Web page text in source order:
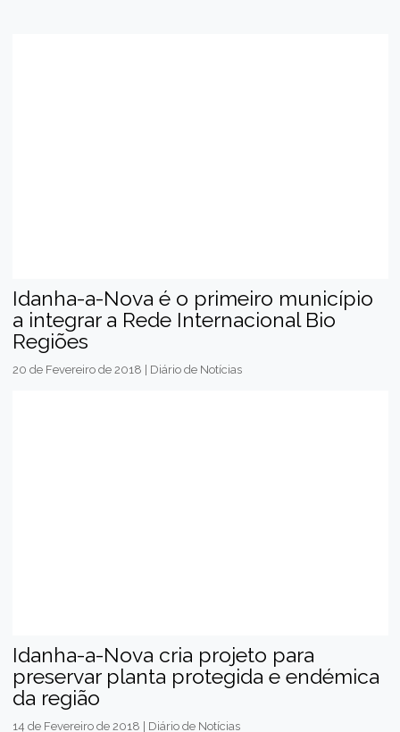
Idanha-a-Nova é o primeiro município
a integrar a Rede Internacional Bio
Regiões
20 de Fevereiro de 2018 | Diário de Notícias
Idanha-a-Nova cria projeto para
preservar planta protegida e endémica
da região
14 de Fevereiro de 2018 | Diário de Notícias